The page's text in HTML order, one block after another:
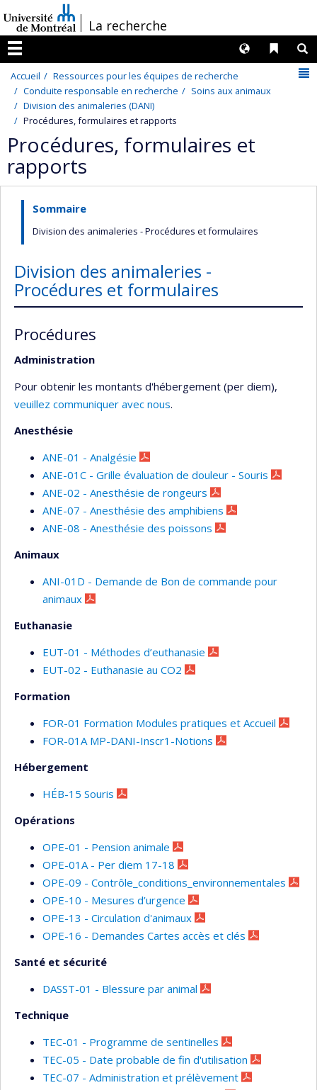
au
contenu
/La recherche
Menu
Liens
Langues
Accueil
Ressources pour les équipes de recherche
Conduite responsable en recherche
Soins aux animaux
Division des animaleries (DANI)
Procédures, formulaires et rapports
Procédures, formulaires et
rapports
Sommaire
Division des animaleries - Procédures et formulaires
Division des animaleries -
Procédures et formulaires
Procédures
Administration
Pour obtenir les montants d'hébergement (per diem),
veuillez communiquer avec nous.
Anesthésie
ANE-01 - Analgésie
ANE-01C - Grille évaluation de douleur - Souris
ANE-02 - Anesthésie de rongeurs
ANE-07 - Anesthésie des amphibiens
ANE-08 - Anesthésie des poissons
Animaux
ANI-01D - Demande de Bon de commande pour
animaux
Euthanasie
EUT-01 - Méthodes d’euthanasie
EUT-02 - Euthanasie au CO2
Formation
FOR-01 Formation Modules pratiques et Accueil
FOR-01A MP-DANI-Inscr1-Notions
Hébergement
HÉB-15 Souris
Opérations
OPE-01 - Pension animale
OPE-01A - Per diem 17-18
OPE-09 - Contrôle_conditions_environnementales
OPE-10 - Mesures d’urgence
OPE-13 - Circulation d'animaux
OPE-16 - Demandes Cartes accès et clés
Santé et sécurité
DASST-01 - Blessure par animal
Technique
TEC-01 - Programme de sentinelles
TEC-05 - Date probable de fin d'utilisation
TEC-07 - Administration et prélèvement